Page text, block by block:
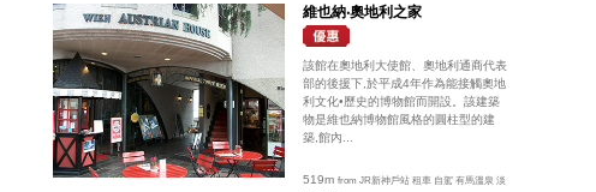
維也納‧奧地利之家
該館在奧地利大使館、奧地利通商代表
部的後援下,於平成4年作為能接觸奧地
利文化•歷史的博物館而開設。該建築
物是維也納博物館風格的圓柱型的建
築,館內...
519mfrom JR新神戶站 租車 自駕 有馬溫泉 淡